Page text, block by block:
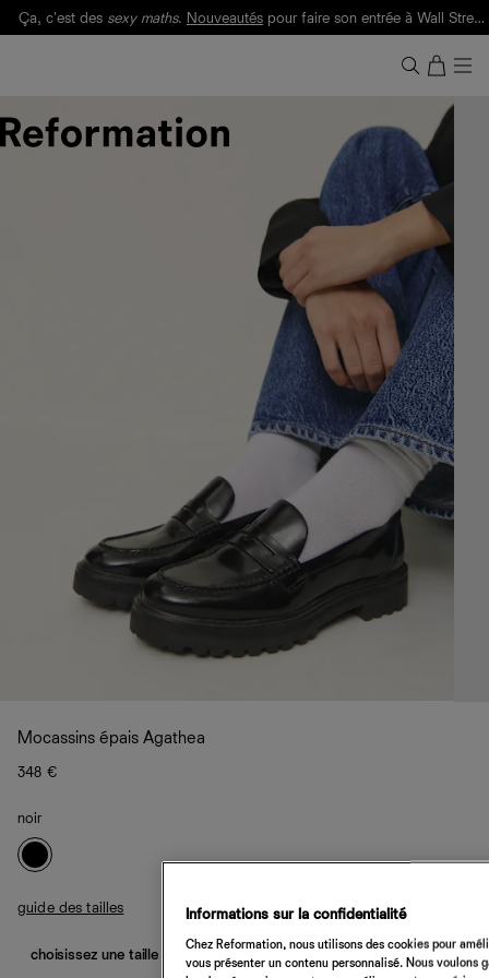
Ça, c'est des sexy maths. Nouveautés pour faire son entrée à Wall Street.
Mocassins épais Agathea
348 €
noir
guide des tailles
choisissez une taille
Informations sur la confidentialité
Chez Reformation, nous utilisons des cookies pour
vous présenter un contenu personnalisé. Nous